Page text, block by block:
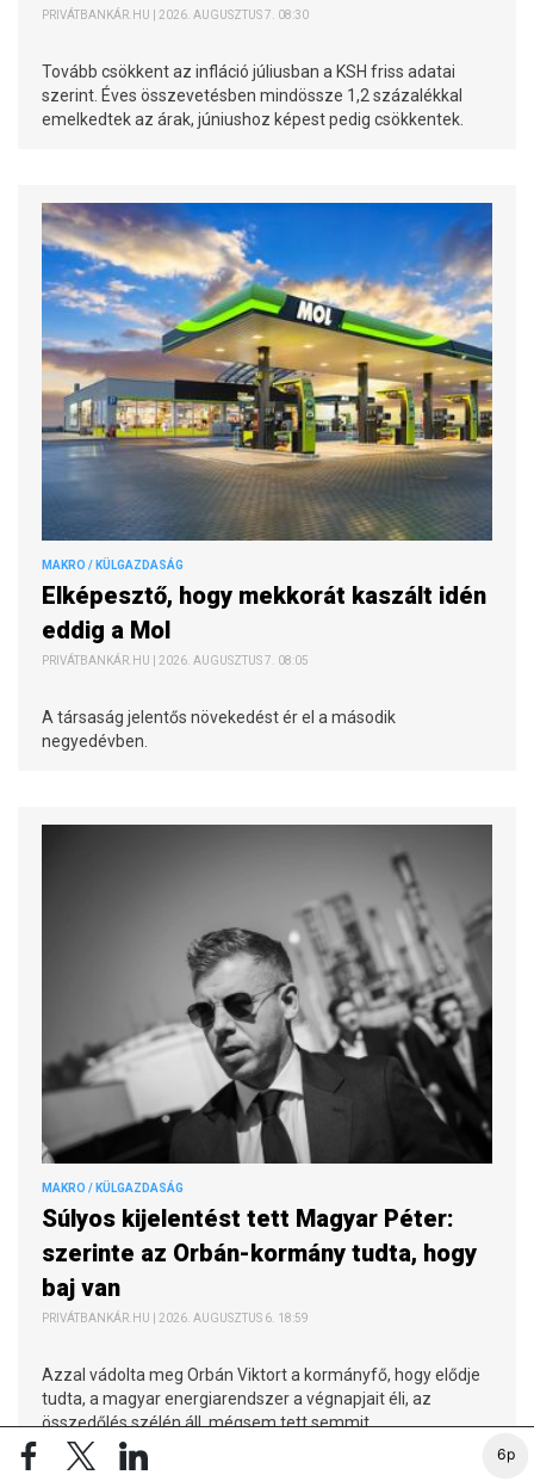
6p
PRIVÁTBANKÁR.HU | 2026. AUGUSZTUS 7. 08:30
Tovább csökkent az infláció júliusban a KSH friss adatai
szerint. Éves összevetésben mindössze 1,2 százalékkal
emelkedtek az árak, júniushoz képest pedig csökkentek.
MAKRO / KÜLGAZDASÁG
Elképesztő, hogy mekkorát kaszált idén
eddig a Mol
PRIVÁTBANKÁR.HU | 2026. AUGUSZTUS 7. 08:05
A társaság jelentős növekedést ér el a második
negyedévben.
MAKRO / KÜLGAZDASÁG
Súlyos kijelentést tett Magyar Péter:
szerinte az Orbán-kormány tudta, hogy
baj van
PRIVÁTBANKÁR.HU | 2026. AUGUSZTUS 6. 18:59
Azzal vádolta meg Orbán Viktort a kormányfő, hogy elődje
tudta, a magyar energiarendszer a végnapjait éli, az
összedőlés szélén áll, mégsem tett semmit.